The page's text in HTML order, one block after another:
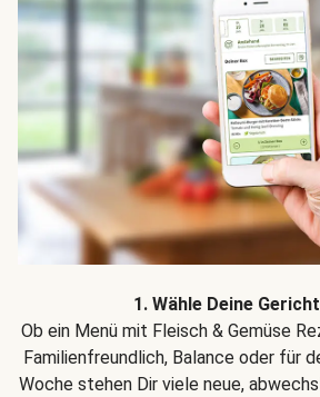
1. Wähle Deine
Ob ein Menü mit Fleisch & Gemüse
Familienfreundlich, Balance oder für
Woche stehen Dir viele neue,